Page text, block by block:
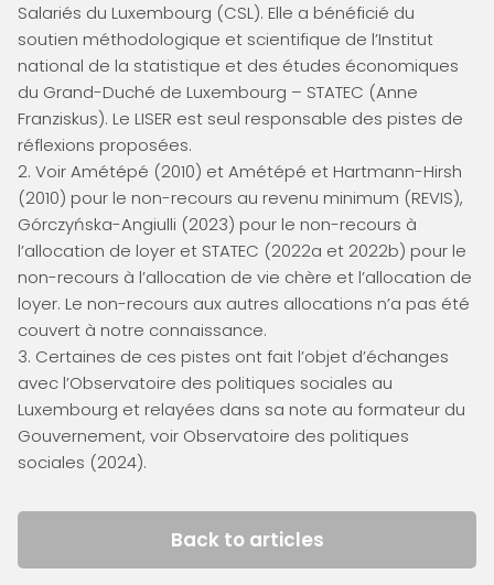
Salariés du Luxembourg (CSL). Elle a bénéficié du
soutien méthodologique et scientifique de l’Institut
national de la statistique et des études économiques
du Grand-Duché de Luxembourg – STATEC (Anne
Franziskus). Le LISER est seul responsable des pistes de
réflexions proposées.
2. Voir Amétépé (2010) et Amétépé et Hartmann-Hirsh
(2010) pour le non-recours au revenu minimum (REVIS),
Górczyńska-Angiulli (2023) pour le non-recours à
l’allocation de loyer et STATEC (2022a et 2022b) pour le
non-recours à l’allocation de vie chère et l’allocation de
loyer. Le non-recours aux autres allocations n’a pas été
couvert à notre connaissance.
3. Certaines de ces pistes ont fait l’objet d’échanges
avec l’Observatoire des politiques sociales au
Luxembourg et relayées dans sa note au formateur du
Gouvernement, voir Observatoire des politiques
sociales (2024).
Back to articles